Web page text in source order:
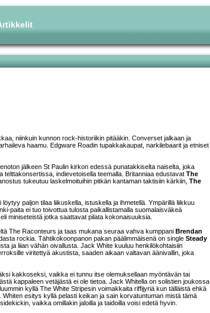
niinkuin kunnon rock-historiikin pitääkin. Converset jalkaan ja
haamu. Edgware Roadin tupakkakaupat, narkilebaarit ja etniset
jälkeen St Paulin kirkon edessä punatakkiselta naiselta, joka
indievetoisella teemalla. Britanniaa edustavat The
tukeutuu laskelmoituihin pitkän kantaman taktisiin kärkiin, The
paljon tilaa liikuskella, istuskella ja ihmetellä. Ympärillä liikkuu
paita ei tuo toivottua tulosta paikallistamalla suomalaisväkeä
miniseteistä jotka saattavat pilata kokonaisuuksia.
The Raconteurs ja taas mukana seuraa vahva kumppani Brendan
rockia. Tähtikokoonpanon pakan päälimmäisenä on single Steady
ja liian vähän oivallusta. Jack White kuuluu henkilökohtaisiin
viritettyä akustista, saaden aikaan valtavan äänivallin, joka
kakkoseksi, vaikka ei tunnu itse olemuksellaan myöntävän tai
kappaleen vetäjästä ei ole tietoa. Jack Whitella on solistien joukossa
kyllä The White Stripesin voimakkaita riffijyriä kun tälläistä ehkä
esitys kyllä pelasti keikan ja sain korvatuntuman mistä tämä
vaikka omillakin jaloilla ja taidoilla voisi edetä hyvin.